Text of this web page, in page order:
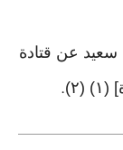
سعيد عن قتادة
(٢)
.